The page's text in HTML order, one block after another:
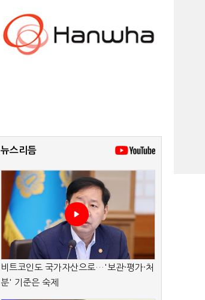
뉴스리듬
비트코인도 국가자산으로…'보관·평가·처
분' 기준은 숙제